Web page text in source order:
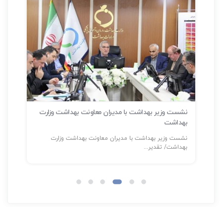
نشست وزیر بهداشت با مدیران معاونت بهداشت وزارت
بهداشت
نشست وزیر بهداشت با مدیران معاونت بهداشت وزارت
بهداشت/ تقدیر...